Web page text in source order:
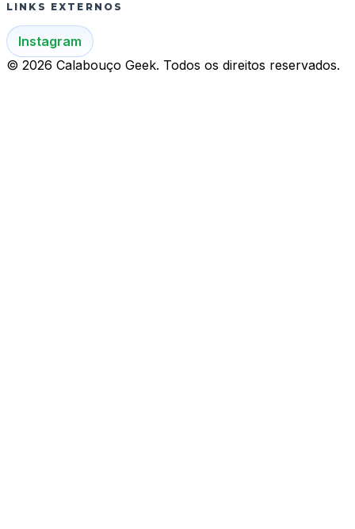
LINKS EXTERNOS
Instagram
© 2026 Calabouço Geek. Todos os direitos reservados.